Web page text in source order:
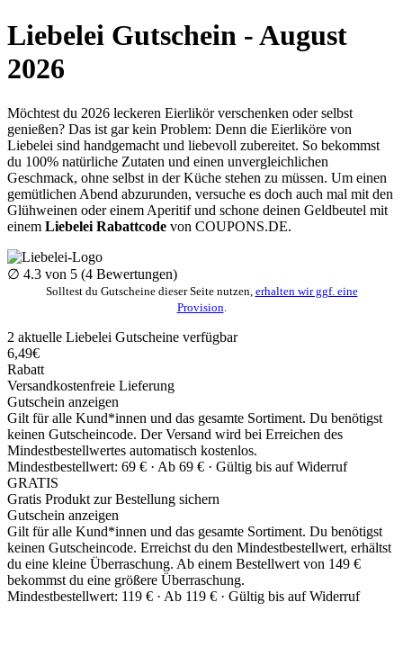
Liebelei Gutschein - August
2026
Möchtest du 2026 leckeren Eierlikör verschenken oder selbst
genießen? Das ist gar kein Problem: Denn die Eierliköre von
Liebelei sind handgemacht und liebevoll zubereitet. So bekommst
du 100% natürliche Zutaten und einen unvergleichlichen
Geschmack, ohne selbst in der Küche stehen zu müssen. Um einen
gemütlichen Abend abzurunden, versuche es doch auch mal mit den
Glühweinen oder einem Aperitif und schone deinen Geldbeutel mit
einem Liebelei Rabattcode von COUPONS.DE.
∅ 4.3 von 5 (4 Bewertungen)
Solltest du Gutscheine dieser Seite nutzen, erhalten wir ggf. eine
Provision
2 aktuelle Liebelei Gutscheine verfügbar
6,49€
Rabatt
Versandkostenfreie Lieferung
Gutschein anzeigen
Gilt für alle Kund*innen und das gesamte Sortiment. Du benötigst
keinen Gutscheincode. Der Versand wird bei Erreichen des
Mindestbestellwertes automatisch kostenlos.
Mindestbestellwert: 69 € · Ab 69 € · Gültig bis auf Widerruf
GRATIS
Gratis Produkt zur Bestellung sichern
Gutschein anzeigen
Gilt für alle Kund*innen und das gesamte Sortiment. Du benötigst
keinen Gutscheincode. Erreichst du den Mindestbestellwert, erhältst
du eine kleine Überraschung. Ab einem Bestellwert von 149 €
bekommst du eine größere Überraschung.
Mindestbestellwert: 119 € · Ab 119 € · Gültig bis auf Widerruf